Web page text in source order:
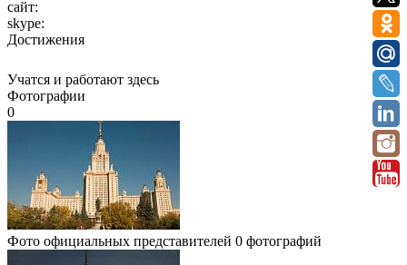
сайт:
skype:
Достижения
Учатся и работают здесь
Фотографии
0
Фото официальных представителей 0 фотографий